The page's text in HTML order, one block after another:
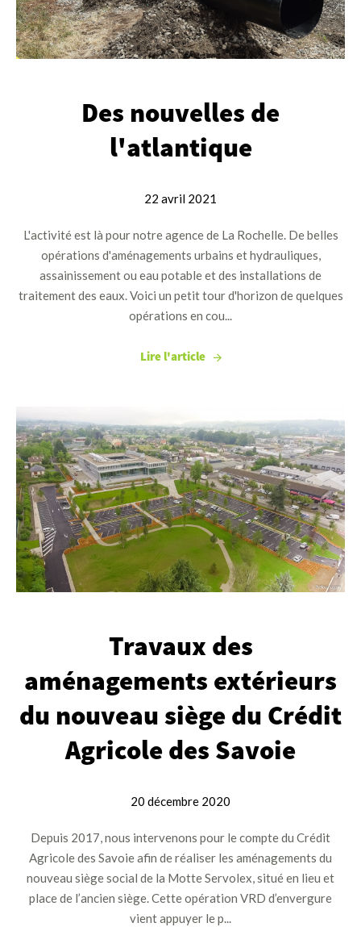
Des nouvelles de
l'atlantique
22 avril 2021
L'activité est là pour notre agence de La Rochelle. De belles
opérations d'aménagements urbains et hydrauliques,
assainissement ou eau potable et des installations de
traitement des eaux. Voici un petit tour d'horizon de quelques
opérations en cou...
Lire l'article
Travaux des
aménagements extérieurs
du nouveau siège du Crédit
Agricole des Savoie
20 décembre 2020
Depuis 2017, nous intervenons pour le compte du Crédit
Agricole des Savoie afin de réaliser les aménagements du
nouveau siège social de la Motte Servolex, situé en lieu et
place de l’ancien siège. Cette opération VRD d’envergure
vient appuyer le p...